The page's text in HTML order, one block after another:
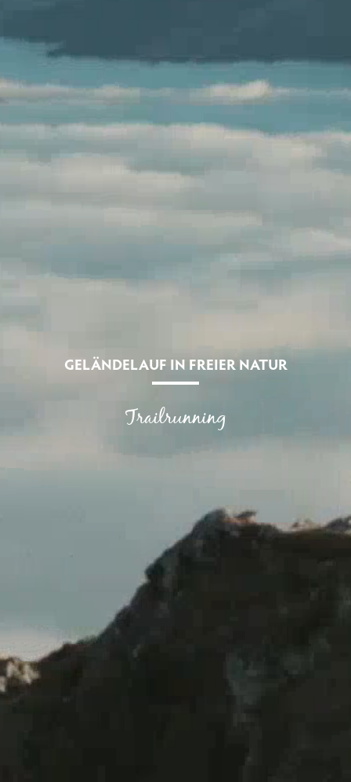
GELÄNDELAUF IN FREIER NATUR
Trailrunning